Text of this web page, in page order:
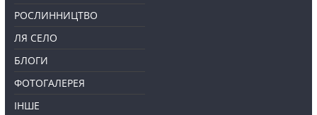
РОСЛИННИЦТВО
ЛЯ СЕЛО
БЛОГИ
ФОТОГАЛЕРЕЯ
ІНШЕ